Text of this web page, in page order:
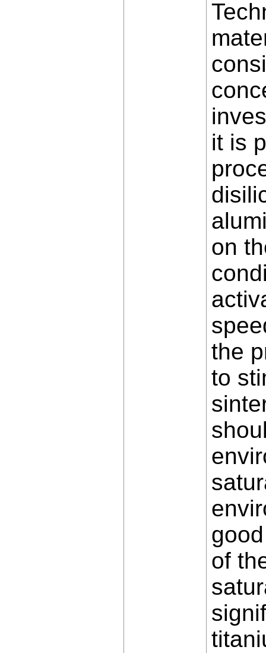
it is
on
the
to
of